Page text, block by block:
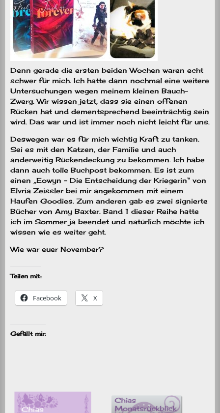
Denn gerade die ersten beiden Wochen waren echt
schwer für mich. Ich hatte dann nochmal eine weitere
Untersuchungen wegen meinem kleinen Bauch-
Zwerg. Wir wissen jetzt, dass sie einen offenen
Rücken hat und dementsprechend beeinträchtig sein
wird. Das war und ist immer noch nicht leicht für uns.
Deswegen war es für mich wichtig Kraft zu tanken.
Sei es mit den Katzen, der Familie und auch
anderweitig Rückendeckung zu bekommen. Ich habe
dann auch tolle Buchpost bekommen. Es ist zum
einen „Eowyn – Die Entscheidung der Kriegerin“ von
Elvria Zeissler bei mir angekommen mit einem
Haufen Goodies. Zum anderen gab es zwei signierte
Bücher von Amy Baxter. Band 1 dieser Reihe hatte
ich im Sommer ja beendet und natürlich möchte ich
wissen wie es weiter geht.
Wie war euer November?
Teilen mit:
Facebook X
Gefällt mir: